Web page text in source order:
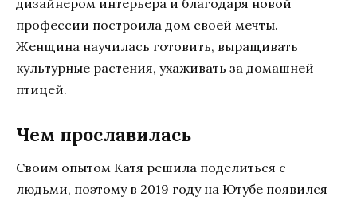
дизайнером интерьера и благодаря новой
профессии построила дом своей мечты.
Женщина научилась готовить, выращивать
культурные растения, ухаживать за домашней
птицей.
Чем прославилась
Своим опытом Катя решила поделиться с
людьми, поэтому в 2019 году на Ютубе появился